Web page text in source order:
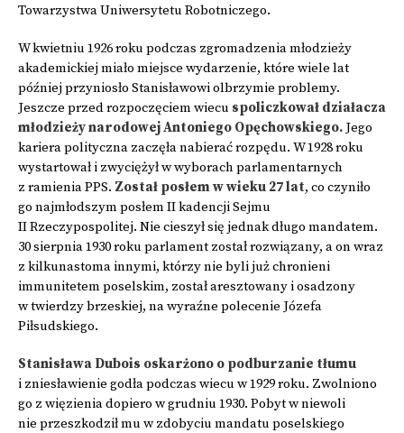
Towarzystwa Uniwersytetu Robotniczego.
W kwietniu 1926 roku podczas zgromadzenia młodzieży
akademickiej miało miejsce wydarzenie, które wiele lat
później przyniosło Stanisławowi olbrzymie problemy.
Jeszcze przed rozpoczęciem wiecu spoliczkował działacza
młodzieży narodowej Antoniego Opęchowskiego. Jego
kariera polityczna zaczęła nabierać rozpędu. W 1928 roku
wystartował i zwyciężył w wyborach parlamentarnych
z ramienia PPS. Został posłem w wieku 27 lat, co czyniło
go najmłodszym posłem II kadencji Sejmu
II Rzeczypospolitej. Nie cieszył się jednak długo mandatem.
30 sierpnia 1930 roku parlament został rozwiązany, a on wraz
z kilkunastoma innymi, którzy nie byli już chronieni
immunitetem poselskim, został aresztowany i osadzony
w twierdzy brzeskiej, na wyraźne polecenie Józefa
Piłsudskiego.
Stanisława Dubois oskarżono o podburzanie tłumu
i zniesławienie godła podczas wiecu w 1929 roku. Zwolniono
go z więzienia dopiero w grudniu 1930. Pobyt w niewoli
nie przeszkodził mu w zdobyciu mandatu poselskiego